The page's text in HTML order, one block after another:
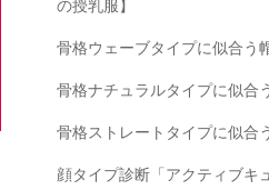
の授乳服】
骨格ウェーブタイプに似合う
骨格ナチュラルタイプに似合
骨格ストレートタイプに似合
顔タイプ診断「アクティブキ